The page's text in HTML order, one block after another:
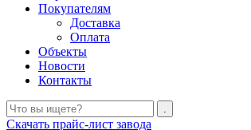
Покупателям
Доставка
Оплата
Объекты
Новости
Контакты
Скачать прайс-лист завода